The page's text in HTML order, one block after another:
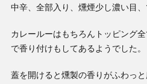
中辛、全部入り、燻煙少し濃い目、
カレールーはもちろんトッピング
で香り付けもしてあるようでした。
蓋を開けると燻製の香りがふわっ